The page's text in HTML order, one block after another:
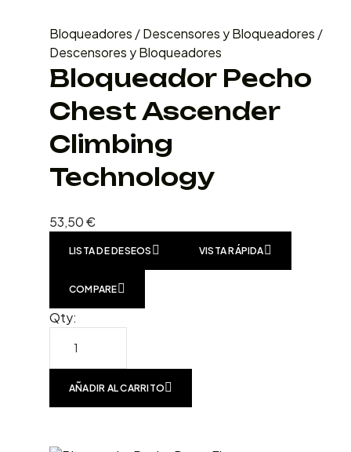
Bloqueadores /Descensores y Bloqueadores /
Descensores y Bloqueadores
Bloqueador Pecho
Chest Ascender
Climbing
Technology
53,50€
LISTA DE DESEOS VISTA RÁPIDA
COMPARE
Qty:
AÑADIR AL CARRITO